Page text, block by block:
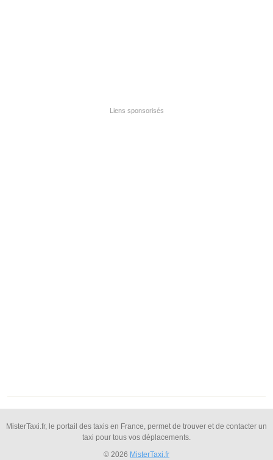
MisterTaxi.fr, le portail des taxis en France, permet de trouver et de contacter un
taxi pour tous vos déplacements.
© 2026 MisterTaxi.fr